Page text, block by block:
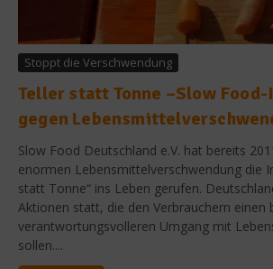
Stoppt die Verschwendung
Teller statt Tonne –Slow
gegen
Slow Food Deutschland e.V. hat bereits
enormen Lebensmittelverschwendung die
statt Tonne“ ins Leben gerufen.
Aktionen statt, die den Verbrauchern einen
verantwortungsvolleren Umgang mit
sollen....